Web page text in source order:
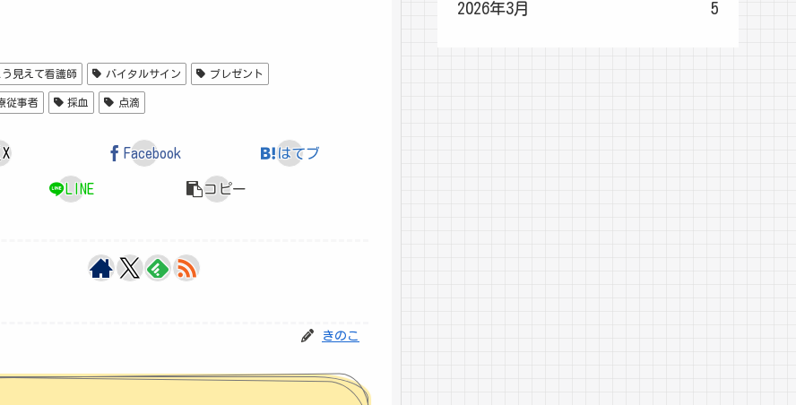
う見えて看護師 バイタルサイン プレゼント
従事者 採血 点滴
X Facebook はてブ
LINE コピー
きのこ
2026年3月 5